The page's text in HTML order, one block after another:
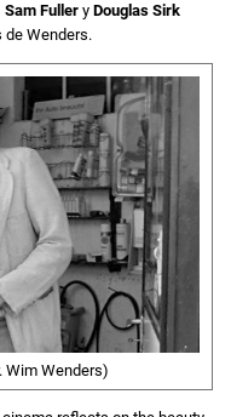
Sam Fuller y Douglas Sirk
de Wenders.
Wim Wenders)